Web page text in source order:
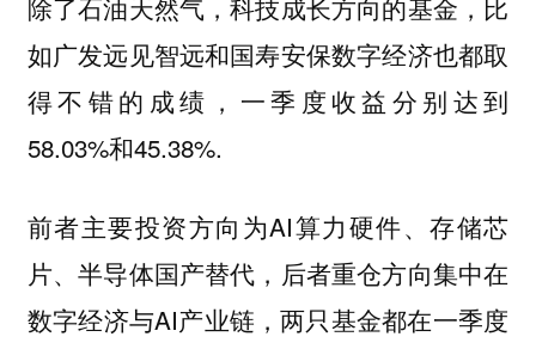
如广发远见智远和国寿安保数字经济也都取
得不错的成绩，一季度收益分别达到
58.03%和45.38%.
前者主要投资方向为AI算力硬件、存储芯
片、半导体国产替代，后者重仓方向集中在
数字经济与AI产业链，两只基金都在一季度